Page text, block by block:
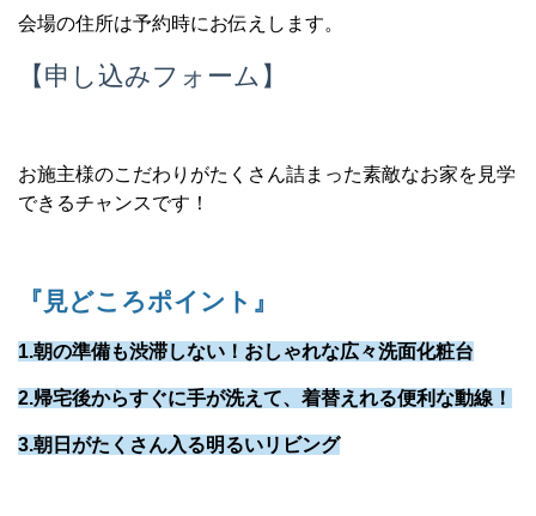
会場の住所は予約時にお伝えします。
【申し込みフォーム】
お施主様のこだわりがたくさん詰まった素敵なお家を見学
できるチャンスです！
『見どころポイント』
1.朝の準備も渋滞しない！おしゃれな広々洗面化粧台
2.帰宅後からすぐに手が洗えて、着替えれる便利な動線！
3.朝日がたくさん入る明るいリビング